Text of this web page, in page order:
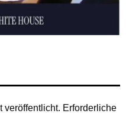
veröffentlicht. Erforderliche